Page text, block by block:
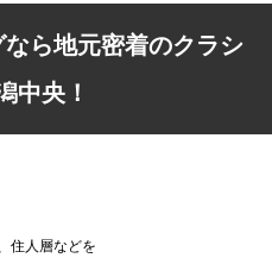
ら地元密着のクラシ
中央！
住人層などを